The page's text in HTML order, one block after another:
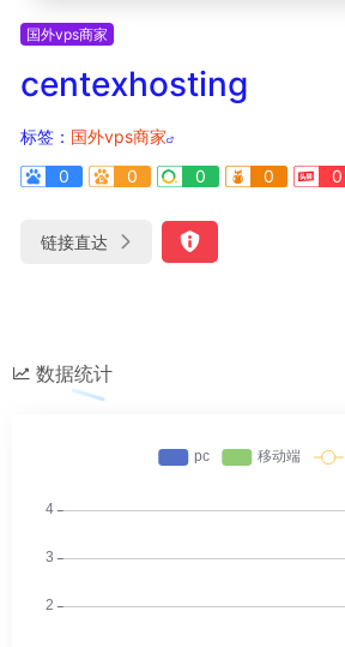
国外vps商家
centexhosting
标签： 国外vps商家
0
0 0 0 0
链接直达
数据统计